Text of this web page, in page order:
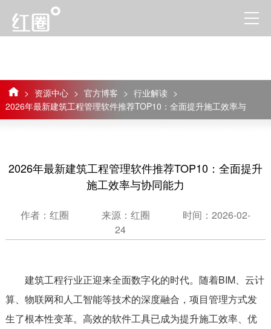
> 资源中心 > 官方博客 > 行业解读 >
2026年最新建筑工程管理软件推荐TOP10：全面提升施工效率与
协同能力
2026年最新建筑工程管理软件推荐TOP10：全面提升
施工效率与协同能力
作者：红圈 来源：红圈
时间：2026-02-
24
建筑工程行业正迎来全面数字化的时代。随着BIM、云计
算、物联网和人工智能等技术的深度融合，项目管理方式发
生了根本性变革。高效的软件工具已成为提升施工效率、优